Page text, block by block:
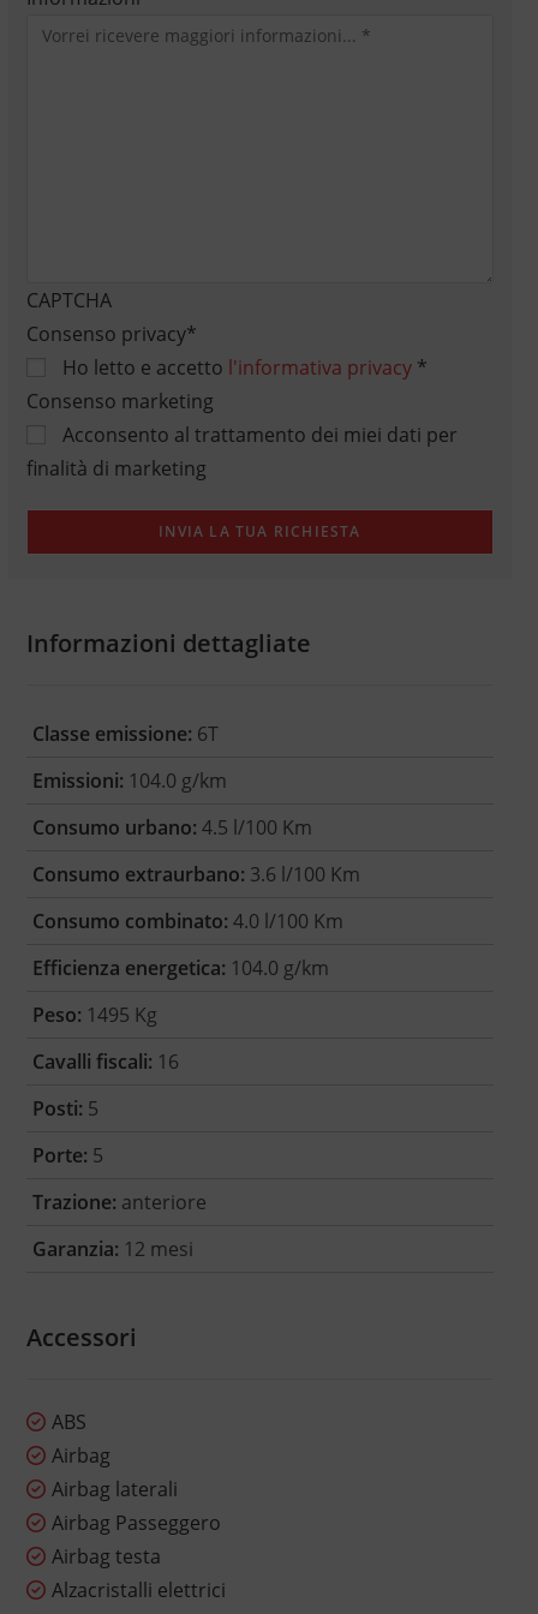
CAPTCHA
Consenso privacy*
Ho letto e accetto l'informativa privacy*
Consenso marketing
Acconsento al trattamento dei miei dati per
finalità di marketing
Informazioni dettagliate
Classe emissione: 6T
Emissioni: 104.0 g/km
Consumo urbano: 4.5 l/100 Km
Consumo extraurbano: 3.6 l/100 Km
Consumo combinato: 4.0 l/100 Km
Efficienza energetica: 104.0 g/km
Peso: 1495 Kg
Cavalli fiscali: 16
Posti: 5
Porte: 5
Trazione: anteriore
Garanzia: 12 mesi
Accessori
ABS
Airbag
Airbag laterali
Airbag Passeggero
Airbag testa
Alzacristalli elettrici